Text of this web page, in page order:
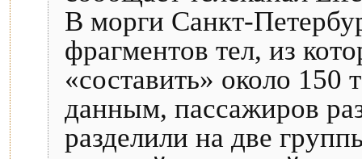
В морги Санкт-
фрагментов тел, из
«составить» около
данным, пассажиров
разделили на две